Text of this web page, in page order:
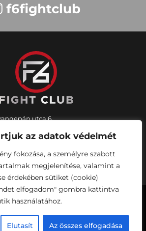
az adatok védelmét
fokozása, a személyre szabott
megjelenítése, valamint a
érdekében sütiket (cookie)
elfogadom" gombra kattintva
használatához.
Elutasít Az összes elfogadása
f6fightclub
utca 6.
971 5380
– F6 Fight Club – Minden jog
és fejlesztés:Delightad